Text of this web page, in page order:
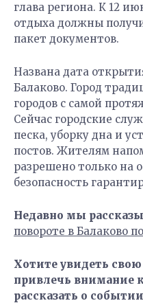
глава региона. К 12
отдыха должны
пакет документов.
Названа дата
Балаково. Город
городов с самой
Сейчас городские
песка, уборку дна и
постов. Жителям
разрешено только на
безопасность
Недавно мы
повороте в Балаково
Хотите увидеть свою
привлечь внимание
рассказать о